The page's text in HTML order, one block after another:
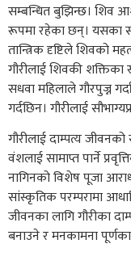
सम्बन्धित बुझिन्छ। शिव
रूपमा रहेका छन्। यसका
तान्त्रिक दृष्टिले शिवको
गौरीलाई शिवकी शक्तिका
सधवा महिलाले गौरपुज्न
गर्दछिन। गौरीलाई
गौरीलाई दाम्पत्य
वंशलाई सामाप्त पार्ने
नागिनको विशेष पूजा
सांस्कृतिक परम्परामा
जीवनका लागि गौरीका
बनाउने र मनकामना पूर्णका